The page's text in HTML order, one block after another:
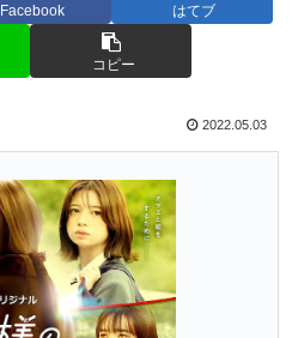
Facebook はてブ
コピー
2022.05.03